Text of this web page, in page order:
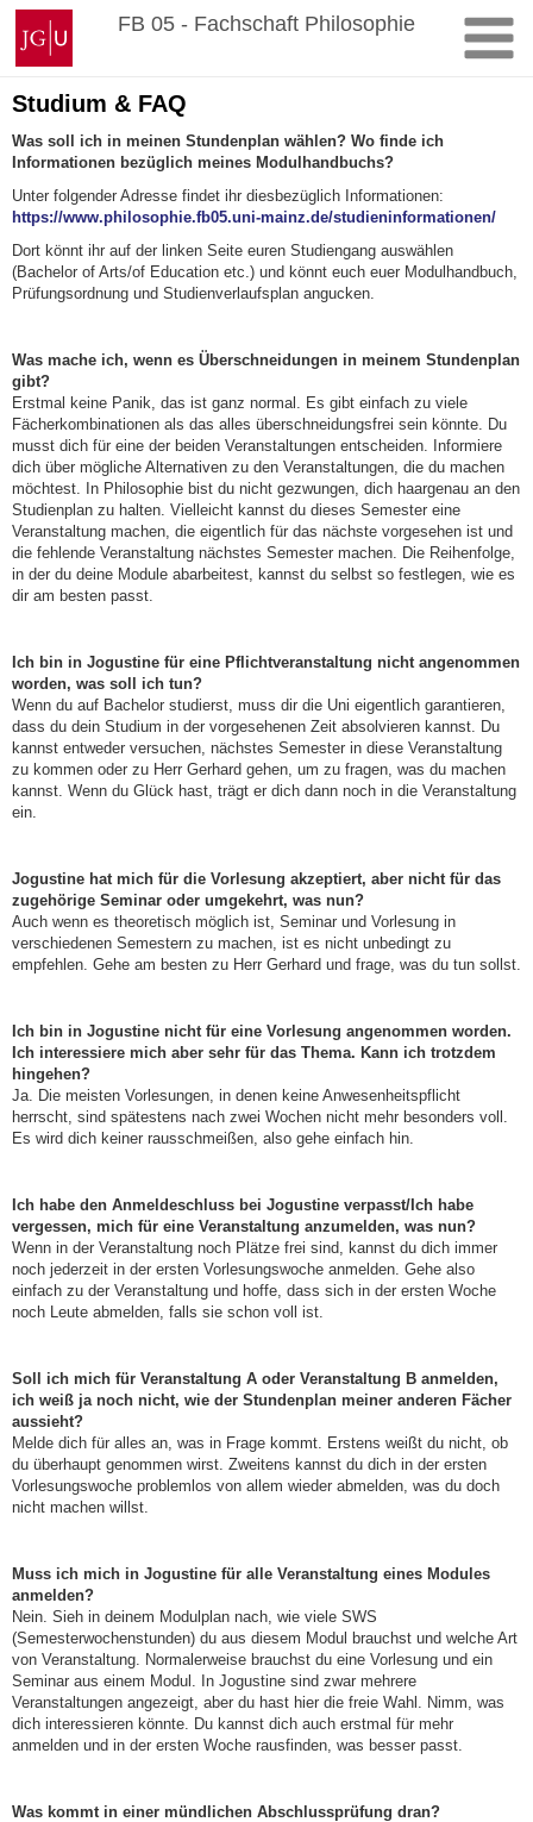
Zum
Inhalt
springen
Johannes
Gutenberg-
Universität
Mainz
FB 05 - Fachschaft Philosophie
Studium & FAQ
Was soll ich in meinen Stundenplan wählen? Wo finde ich
Informationen bezüglich meines Modulhandbuchs?
Unter folgender Adresse findet ihr diesbezüglich Informationen:
https://www.philosophie.fb05.uni-mainz.de/studieninformationen/
Dort könnt ihr auf der linken Seite euren Studiengang auswählen
(Bachelor of Arts/of Education etc.) und könnt euch euer Modulhandbuch,
Prüfungsordnung und Studienverlaufsplan angucken.
Was mache ich, wenn es Überschneidungen in meinem Stundenplan
gibt?
Erstmal keine Panik, das ist ganz normal. Es gibt einfach zu viele
Fächerkombinationen als das alles überschneidungsfrei sein könnte. Du
musst dich für eine der beiden Veranstaltungen entscheiden. Informiere
dich über mögliche Alternativen zu den Veranstaltungen, die du machen
möchtest. In Philosophie bist du nicht gezwungen, dich haargenau an den
Studienplan zu halten. Vielleicht kannst du dieses Semester eine
Veranstaltung machen, die eigentlich für das nächste vorgesehen ist und
die fehlende Veranstaltung nächstes Semester machen. Die Reihenfolge,
in der du deine Module abarbeitest, kannst du selbst so festlegen, wie es
dir am besten passt.
Ich bin in Jogustine für eine Pflichtveranstaltung nicht angenommen
worden, was soll ich tun?
Wenn du auf Bachelor studierst, muss dir die Uni eigentlich garantieren,
dass du dein Studium in der vorgesehenen Zeit absolvieren kannst. Du
kannst entweder versuchen, nächstes Semester in diese Veranstaltung
zu kommen oder zu Herr Gerhard gehen, um zu fragen, was du machen
kannst. Wenn du Glück hast, trägt er dich dann noch in die Veranstaltung
ein.
Jogustine hat mich für die Vorlesung akzeptiert, aber nicht für das
zugehörige Seminar oder umgekehrt, was nun?
Auch wenn es theoretisch möglich ist, Seminar und Vorlesung in
verschiedenen Semestern zu machen, ist es nicht unbedingt zu
empfehlen. Gehe am besten zu Herr Gerhard und frage, was du tun sollst.
Ich bin in Jogustine nicht für eine Vorlesung angenommen worden.
Ich interessiere mich aber sehr für das Thema. Kann ich trotzdem
hingehen?
Ja. Die meisten Vorlesungen, in denen keine Anwesenheitspflicht
herrscht, sind spätestens nach zwei Wochen nicht mehr besonders voll.
Es wird dich keiner rausschmeißen, also gehe einfach hin.
Ich habe den Anmeldeschluss bei Jogustine verpasst/Ich habe
vergessen, mich für eine Veranstaltung anzumelden, was nun?
Wenn in der Veranstaltung noch Plätze frei sind, kannst du dich immer
noch jederzeit in der ersten Vorlesungswoche anmelden. Gehe also
einfach zu der Veranstaltung und hoffe, dass sich in der ersten Woche
noch Leute abmelden, falls sie schon voll ist.
Soll ich mich für Veranstaltung A oder Veranstaltung B anmelden,
ich weiß ja noch nicht, wie der Stundenplan meiner anderen Fächer
aussieht?
Melde dich für alles an, was in Frage kommt. Erstens weißt du nicht, ob
du überhaupt genommen wirst. Zweitens kannst du dich in der ersten
Vorlesungswoche problemlos von allem wieder abmelden, was du doch
nicht machen willst.
Muss ich mich in Jogustine für alle Veranstaltung eines Modules
anmelden?
Nein. Sieh in deinem Modulplan nach, wie viele SWS
(Semesterwochenstunden) du aus diesem Modul brauchst und welche Art
von Veranstaltung. Normalerweise brauchst du eine Vorlesung und ein
Seminar aus einem Modul. In Jogustine sind zwar mehrere
Veranstaltungen angezeigt, aber du hast hier die freie Wahl. Nimm, was
dich interessieren könnte. Du kannst dich auch erstmal für mehr
anmelden und in der ersten Woche rausfinden, was besser passt.
Was kommt in einer mündlichen Abschlussprüfung dran?